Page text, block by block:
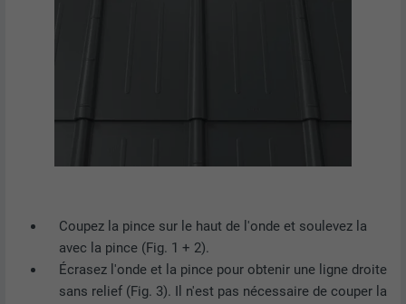
Coupez la pince sur le haut de l'onde et soulevez la
avec la pince (Fig. 1 + 2).
Écrasez l'onde et la pince pour obtenir une ligne droite
sans relief (Fig. 3). Il n'est pas nécessaire de couper la